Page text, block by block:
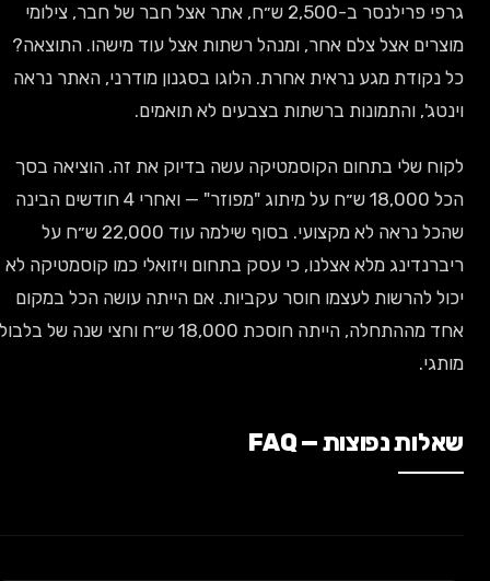
גרפי פרילנסר ב-2,500 ש״ח, אתר אצל חבר של חבר, צילומי
מוצרים אצל צלם אחר, ומנהל רשתות אצל עוד מישהו. התוצאה?
כל נקודת מגע נראית אחרת. הלוגו בסגנון מודרני, האתר נראה
וינטג', והתמונות ברשתות בצבעים לא תואמים.
לקוח שלי בתחום הקוסמטיקה עשה בדיוק את זה. הוציאה בסך
הכל 18,000 ש״ח על מיתוג "מפוזר" — ואחרי 4 חודשים הבינה
שהכל נראה לא מקצועי. בסוף שילמה עוד 22,000 ש״ח על
ריברנדינג מלא אצלנו, כי עסק בתחום ויזואלי כמו קוסמטיקה לא
יכול להרשות לעצמו חוסר עקביות. אם הייתה עושה הכל במקום
אחד מההתחלה, הייתה חוסכת 18,000 ש״ח וחצי שנה של בלבול
מותגי.
שאלות נפוצות — FAQ